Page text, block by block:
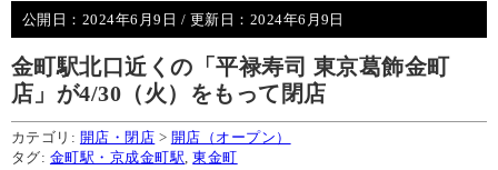
公開日： 2024年6月9日 / 更新日： 2024年6月9日
金町駅北口近くの「平禄寿司 東京葛飾金町
店」が4/30（火）をもって閉店
カテゴリ: 開店・閉店 > 開店（オープン）
タグ: 金町駅・京成金町駅 ,東金町